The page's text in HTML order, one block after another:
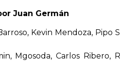
Juan Germán
Kevin Mendoza, Pipo
Mgosoda, Carlos Ribero,